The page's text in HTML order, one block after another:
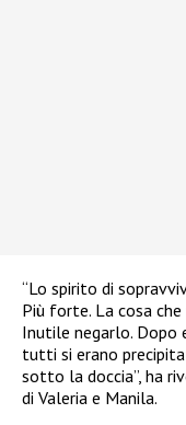
“Lo spirito di
Più forte. La cosa
Inutile negarlo. Dopo
tutti si erano
sotto la doccia”, ha
di Valeria e Manila.